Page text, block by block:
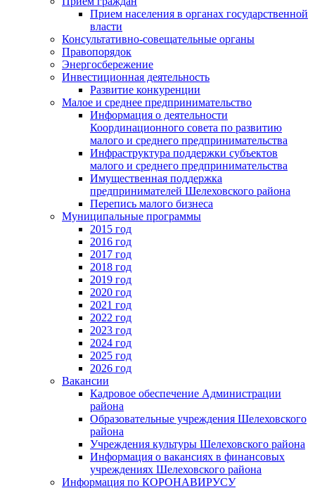
Прием населения в органах государственной
власти
Консультативно-совещательные органы
Правопорядок
Энергосбережение
Инвестиционная деятельность
Развитие конкуренции
Малое и среднее предпринимательство
Информация о деятельности
Координационного совета по развитию
малого и среднего предпринимательства
Инфраструктура поддержки субъектов
малого и среднего предпринимательства
Имущественная поддержка
предпринимателей Шелеховского района
Перепись малого бизнеса
Муниципальные программы
2015 год
2016 год
2017 год
2018 год
2019 год
2020 год
2021 год
2022 год
2023 год
2024 год
2025 год
2026 год
Вакансии
Кадровое обеспечение Администрации
района
Образовательные учреждения Шелеховского
района
Учреждения культуры Шелеховского района
Информация о вакансиях в финансовых
учреждениях Шелеховского района
Информация по КОРОНАВИРУСУ